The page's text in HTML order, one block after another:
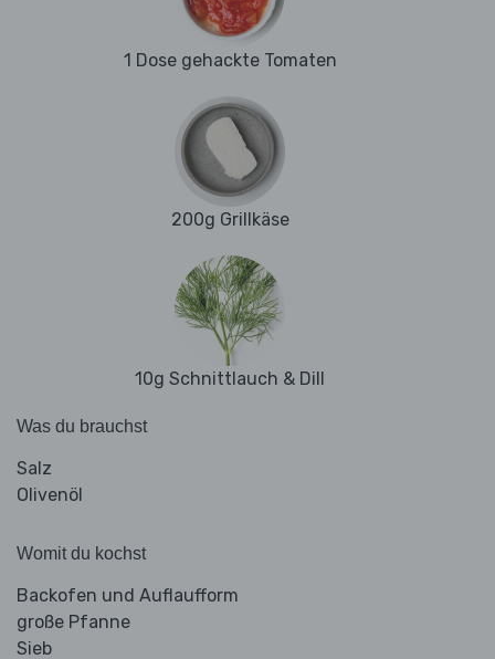
1 Dose gehackte Tomaten
200g Grillkäse
10g Schnittlauch & Dill
Was du brauchst
Salz
Olivenöl
Womit du kochst
Backofen und Auflaufform
große Pfanne
Sieb